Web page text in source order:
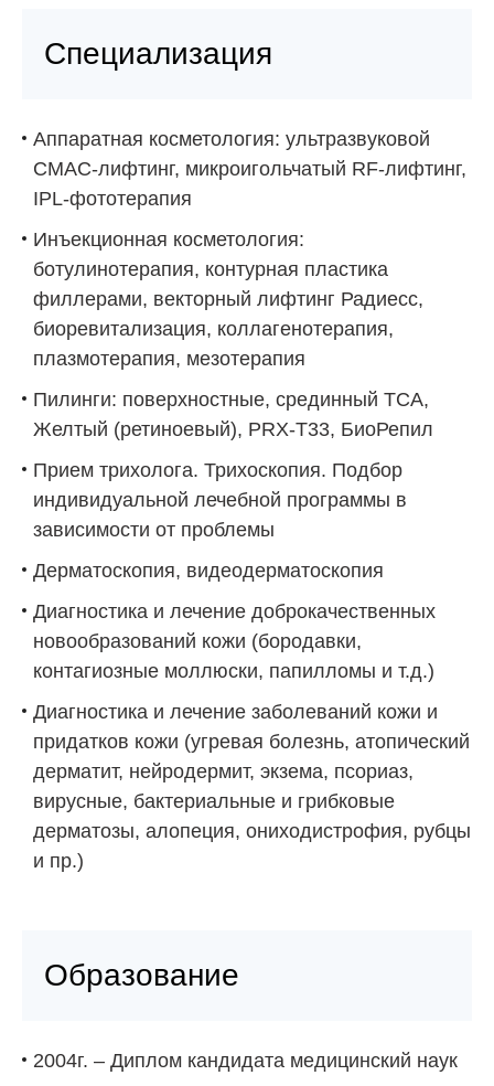
Специализация
Аппаратная косметология: ультразвуковой
СМАС-лифтинг, микроигольчатый RF-лифтинг,
IPL-фототерапия
Инъекционная косметология:
ботулинотерапия, контурная пластика
филлерами, векторный лифтинг Радиесс,
биоревитализация, коллагенотерапия,
плазмотерапия, мезотерапия
Пилинги: поверхностные, срединный ТСА,
Желтый (ретиноевый), PRX-T33, БиоРепил
Прием трихолога. Трихоскопия. Подбор
индивидуальной лечебной программы в
зависимости от проблемы
Дерматоскопия, видеодерматоскопия
Диагностика и лечение доброкачественных
новообразований кожи (бородавки,
контагиозные моллюски, папилломы и т.д.)
Диагностика и лечение заболеваний кожи и
придатков кожи (угревая болезнь, атопический
дерматит, нейродермит, экзема, псориаз,
вирусные, бактериальные и грибковые
дерматозы, алопеция, ониходистрофия, рубцы
и пр.)
Образование
2004г. – Диплом кандидата медицинский наук